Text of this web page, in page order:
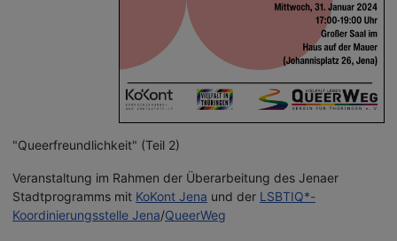
"Queerfreundlichkeit" (Teil 2)
Veranstaltung im Rahmen der Überarbeitung des Jenaer
Stadtprogramms mit KoKont Jena und der LSBTIQ*-
Koordinierungsstelle Jena/QueerWeg